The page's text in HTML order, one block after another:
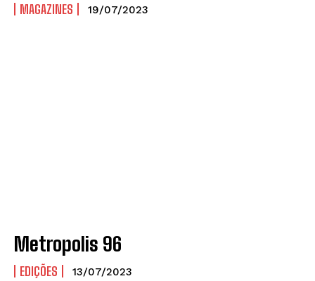
MAGAZINES 19/07/2023
Metropolis 96
EDIÇÕES 13/07/2023